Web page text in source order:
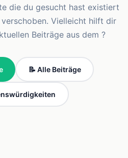
die du gesucht hast existiert
Vielleicht hilft dir
Beiträge aus dem ?
📝 Alle Beiträge